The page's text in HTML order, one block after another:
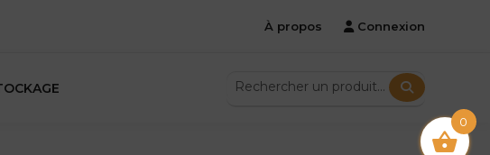
À propos Connexion
0